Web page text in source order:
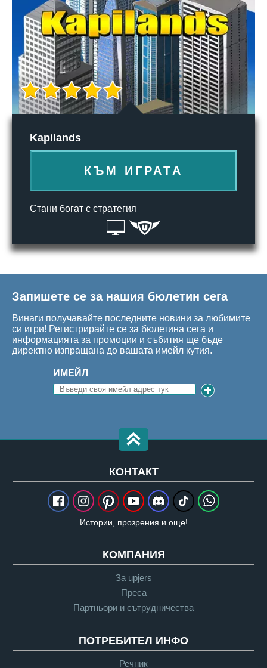
Kapilands
КЪМ ИГРАТА
Стани богат с стратегия
Запишете се за нашия бюлетин сега
Винаги получавайте последните новини за любимите
си игри! Регистрирайте се за бюлетина сега и
информацията за промоции и събития ще бъде
директно изпращана до вашата имейл кутия.
ИМЕЙЛ
КОНТАКТ
Истории, прозрения и още!
КОМПАНИЯ
За upjers
Преса
Партньори и сътрудничества
ПОТРЕБИТЕЛ ИНФО
Речник